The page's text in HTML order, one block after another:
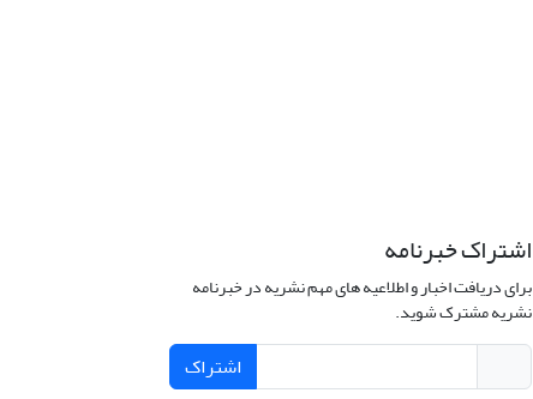
اشتراک خبرنامه
برای دریافت اخبار و اطلاعیه های مهم نشریه در خبرنامه
نشریه مشترک شوید.
اشتراک